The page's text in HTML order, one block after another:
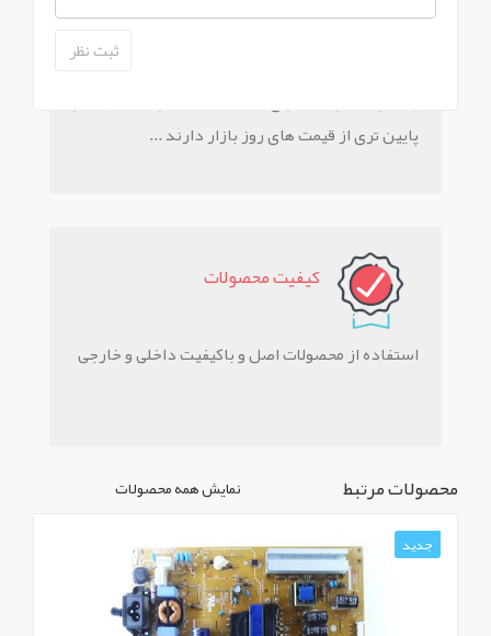
تخفيف ويژه
پایین تری از قیمت های روز بازار دارند ...
کيفيت محصولات
استفاده از محصولات اصل و باکیفیت داخلی و خارجی
نمایش همه محصولات محصولات مرتبط
جدید